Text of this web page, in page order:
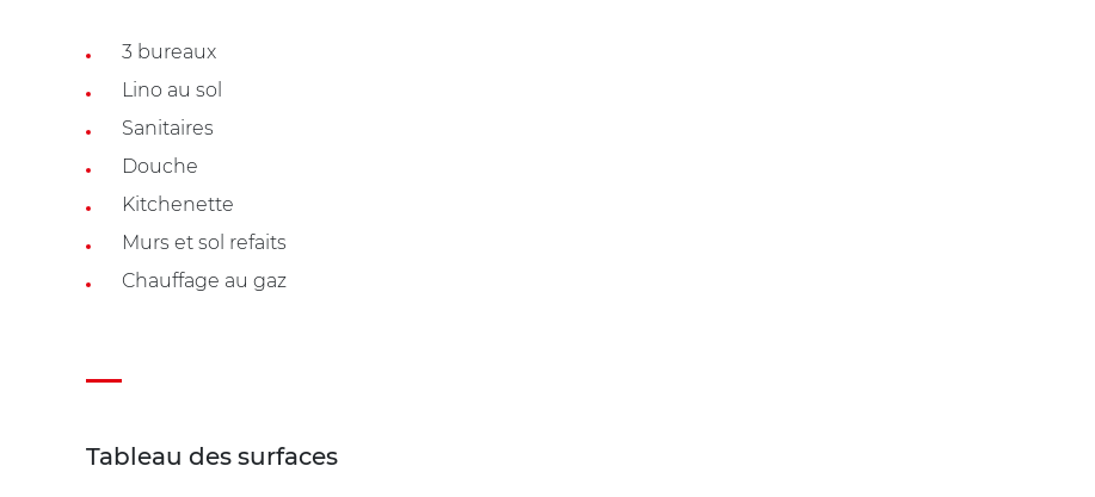
3 bureaux
Lino au sol
Sanitaires
Douche
Kitchenette
Murs et sol refaits
Chauffage au gaz
Tableau des surfaces